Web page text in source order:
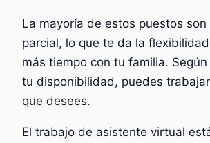
La mayoría de estos puestos
parcial, lo que te da la
más tiempo con tu familia.
tu disponibilidad, puedes
que desees.
El trabajo de asistente virtual